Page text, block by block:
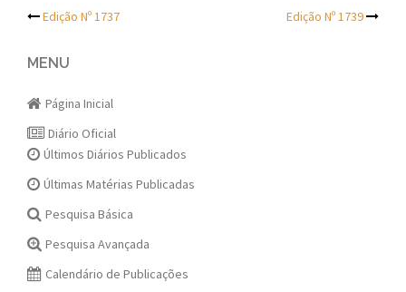
Post
navigation
Edição Nº 1737 Edição Nº 1739
MENU
Página Inicial
Diário Oficial
Últimos Diários Publicados
Últimas Matérias Publicadas
Pesquisa Básica
Pesquisa Avançada
Calendário de Publicações